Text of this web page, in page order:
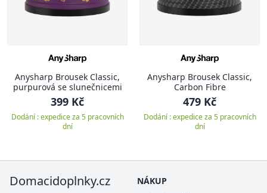
Anysharp Brousek Classic,
purpurová se slunečnicemi
399 Kč
Dodání : expedice za 5 pracovních
dní
Anysharp Brousek Classic,
Carbon Fibre
479 Kč
Dodání : expedice za 5 pracovních
dní
Domacidoplnky.cz
NÁKUP